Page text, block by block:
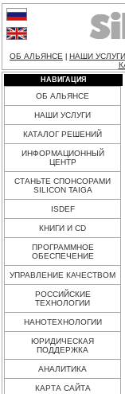
ОБ АЛЬЯНСЕ НАШИ УСЛУГИ
НАВИГАЦИЯ
ОБ АЛЬЯНСЕ
НАШИ УСЛУГИ
КАТАЛОГ РЕШЕНИЙ
ИНФОРМАЦИОННЫЙ
ЦЕНТР
СТАНЬТЕ СПОНСОРАМИ
SILICON TAIGA
ISDEF
КНИГИ И CD
ПРОГРАММНОЕ
ОБЕСПЕЧЕНИЕ
УПРАВЛЕНИЕ КАЧЕСТВОМ
РОССИЙСКИЕ
ТЕХНОЛОГИИ
НАНОТЕХНОЛОГИИ
ЮРИДИЧЕСКАЯ
ПОДДЕРЖКА
АНАЛИТИКА
КАРТА САЙТА